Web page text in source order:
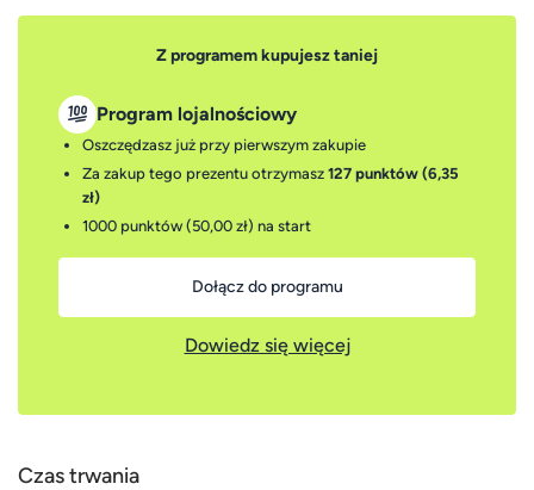
Z programem kupujesz taniej
Program lojalnościowy
Oszczędzasz już przy pierwszym zakupie
Za zakup tego prezentu otrzymasz 127 punktów (6,35
zł)
1000 punktów (50,00 zł) na start
Dołącz do programu
Dowiedz się więcej
Czas trwania